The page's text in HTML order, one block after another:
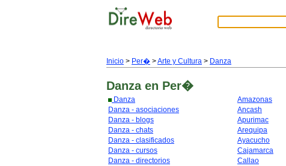
Inicio > Per� >Arte y Cultura > Danza
Danza en Per�
Danza
Danza - asociaciones
Danza - blogs
Danza - chats
Danza - clasificados
Danza - cursos
Danza - directorios
Amazonas
Ancash
Apurimac
Arequipa
Ayacucho
Cajamarca
Callao